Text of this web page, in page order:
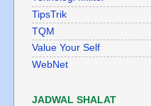
TipsTrik
TQM
Value Your Self
WebNet
JADWAL SHALAT